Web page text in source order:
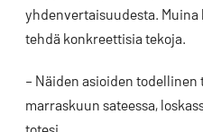
yhdenvertaisuudesta.
tehdä konkreettisia tekoja.
– Näiden asioiden todellinen
marraskuun sateessa,